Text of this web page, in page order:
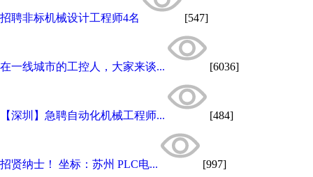
招聘非标机械设计工程师4名 [547]
在一线城市的工控人，大家来谈... [6036]
【深圳】急聘自动化机械工程师... [484]
招贤纳士！ 坐标：苏州 PLC电... [997]